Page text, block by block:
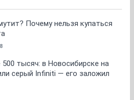
Почему нельзя купаться
тысяч: в Новосибирске на
серый Infiniti — его заложил